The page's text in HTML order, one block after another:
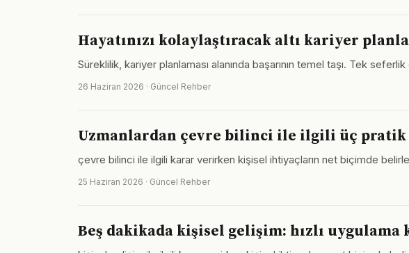
Hayatınızı kolaylaştıracak altı kariyer
Süreklilik, kariyer planlaması alanında başarının temel taşı. Tek
26 Haziran 2026 · Güncel Rehber
Uzmanlardan çevre bilinci ile ilgili üç pratik
çevre bilinci ile ilgili karar verirken kişisel ihtiyaçların net biçimde
25 Haziran 2026 · Güncel Rehber
Beş dakikada kişisel gelişim: hızlı uygulama